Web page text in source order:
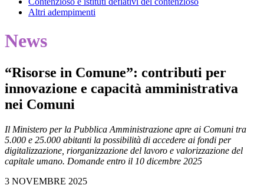
Altri adempimenti
News
“Risorse in Comune”: contributi per
innovazione e capacità amministrativa
nei Comuni
Il Ministero per la Pubblica Amministrazione apre ai Comuni tra
5.000 e 25.000 abitanti la possibilità di accedere ai fondi per
digitalizzazione, riorganizzazione del lavoro e valorizzazione del
capitale umano. Domande entro il 10 dicembre 2025
3 NOVEMBRE 2025